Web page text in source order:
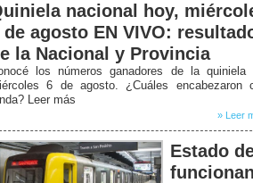
nacional hoy,
de agosto EN VIVO:
la Nacional y Provincia
los números ganadores de la quiniela
6 de agosto. ¿Cuáles encabezaron
Leer más
» Leer
Estado